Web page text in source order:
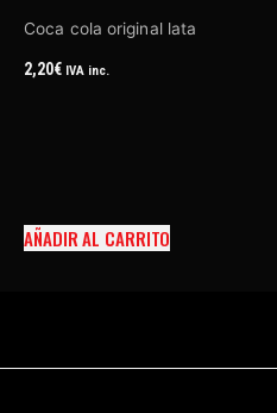
Coca cola original lata
2,20€ IVA inc.
AÑADIR AL CARRITO